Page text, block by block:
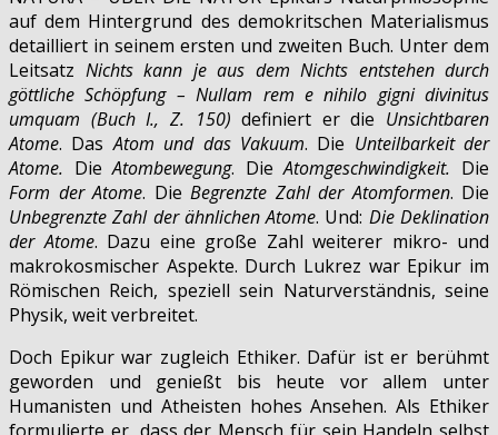
auf dem Hintergrund des demokritschen Materialismus
detailliert in seinem ersten und zweiten Buch. Unter dem
Leitsatz Nichts kann je aus dem Nichts entstehen durch
göttliche Schöpfung – Nullam rem e nihilo gigni divinitus
umquam (Buch I., Z. 150) definiert er die Unsichtbaren
Atome. DasAtom und das Vakuum. Die Unteilbarkeit der
Atome. DieAtombewegung. DieAtomgeschwindigkeit. Die
Form der Atome. Die Begrenzte Zahl der Atomformen. Die
Unbegrenzte Zahl der ähnlichen Atome. Und: Die Deklination
der Atome. Dazu eine große Zahl weiterer mikro- und
makrokosmischer Aspekte. Durch Lukrez war Epikur im
Römischen Reich, speziell sein Naturverständnis, seine
Physik, weit verbreitet.
Doch Epikur war zugleich Ethiker. Dafür ist er berühmt
geworden und genießt bis heute vor allem unter
Humanisten und Atheisten hohes Ansehen. Als Ethiker